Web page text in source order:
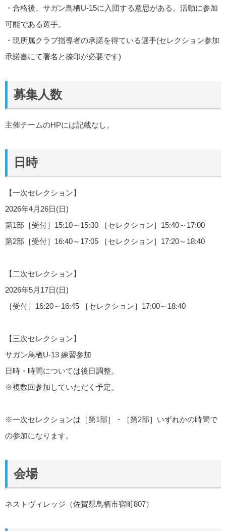
・合格後、サガン鳥栖U-15に入団する意思がある。活動に参加
可能である選手。
・現所属クラブ指導者の承諾を得ている選手(セレクション参加
承諾書にて署名と捺印が必要です)
募集人数
主催チームのHPには記載なし。
日時
【一次セレクション】
2026年4月26日(日)
第1部［受付］15:10～15:30 ［セレクション］15:40～17:00
第2部［受付］16:40～17:05 ［セレクション］17:20～18:40
【二次セレクション】
2026年5月17日(日)
［受付］16:20～16:45 ［セレクション］17:00～18:40
【三次セレクション】
サガン鳥栖U-13 練習参加
日時・時間については後日調整。
※複数回参加していただく予定。
※一次セレクションは［第1部］・［第2部］いずれかの時間で
の参加になります。
会場
ネストヴィレッジ（佐賀県鳥栖市宿町807）